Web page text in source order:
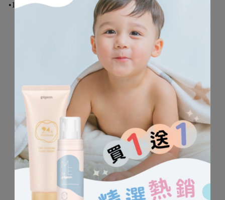
•100%棉，柔軟舒適，讓寶貝輕鬆自在、活動性佳